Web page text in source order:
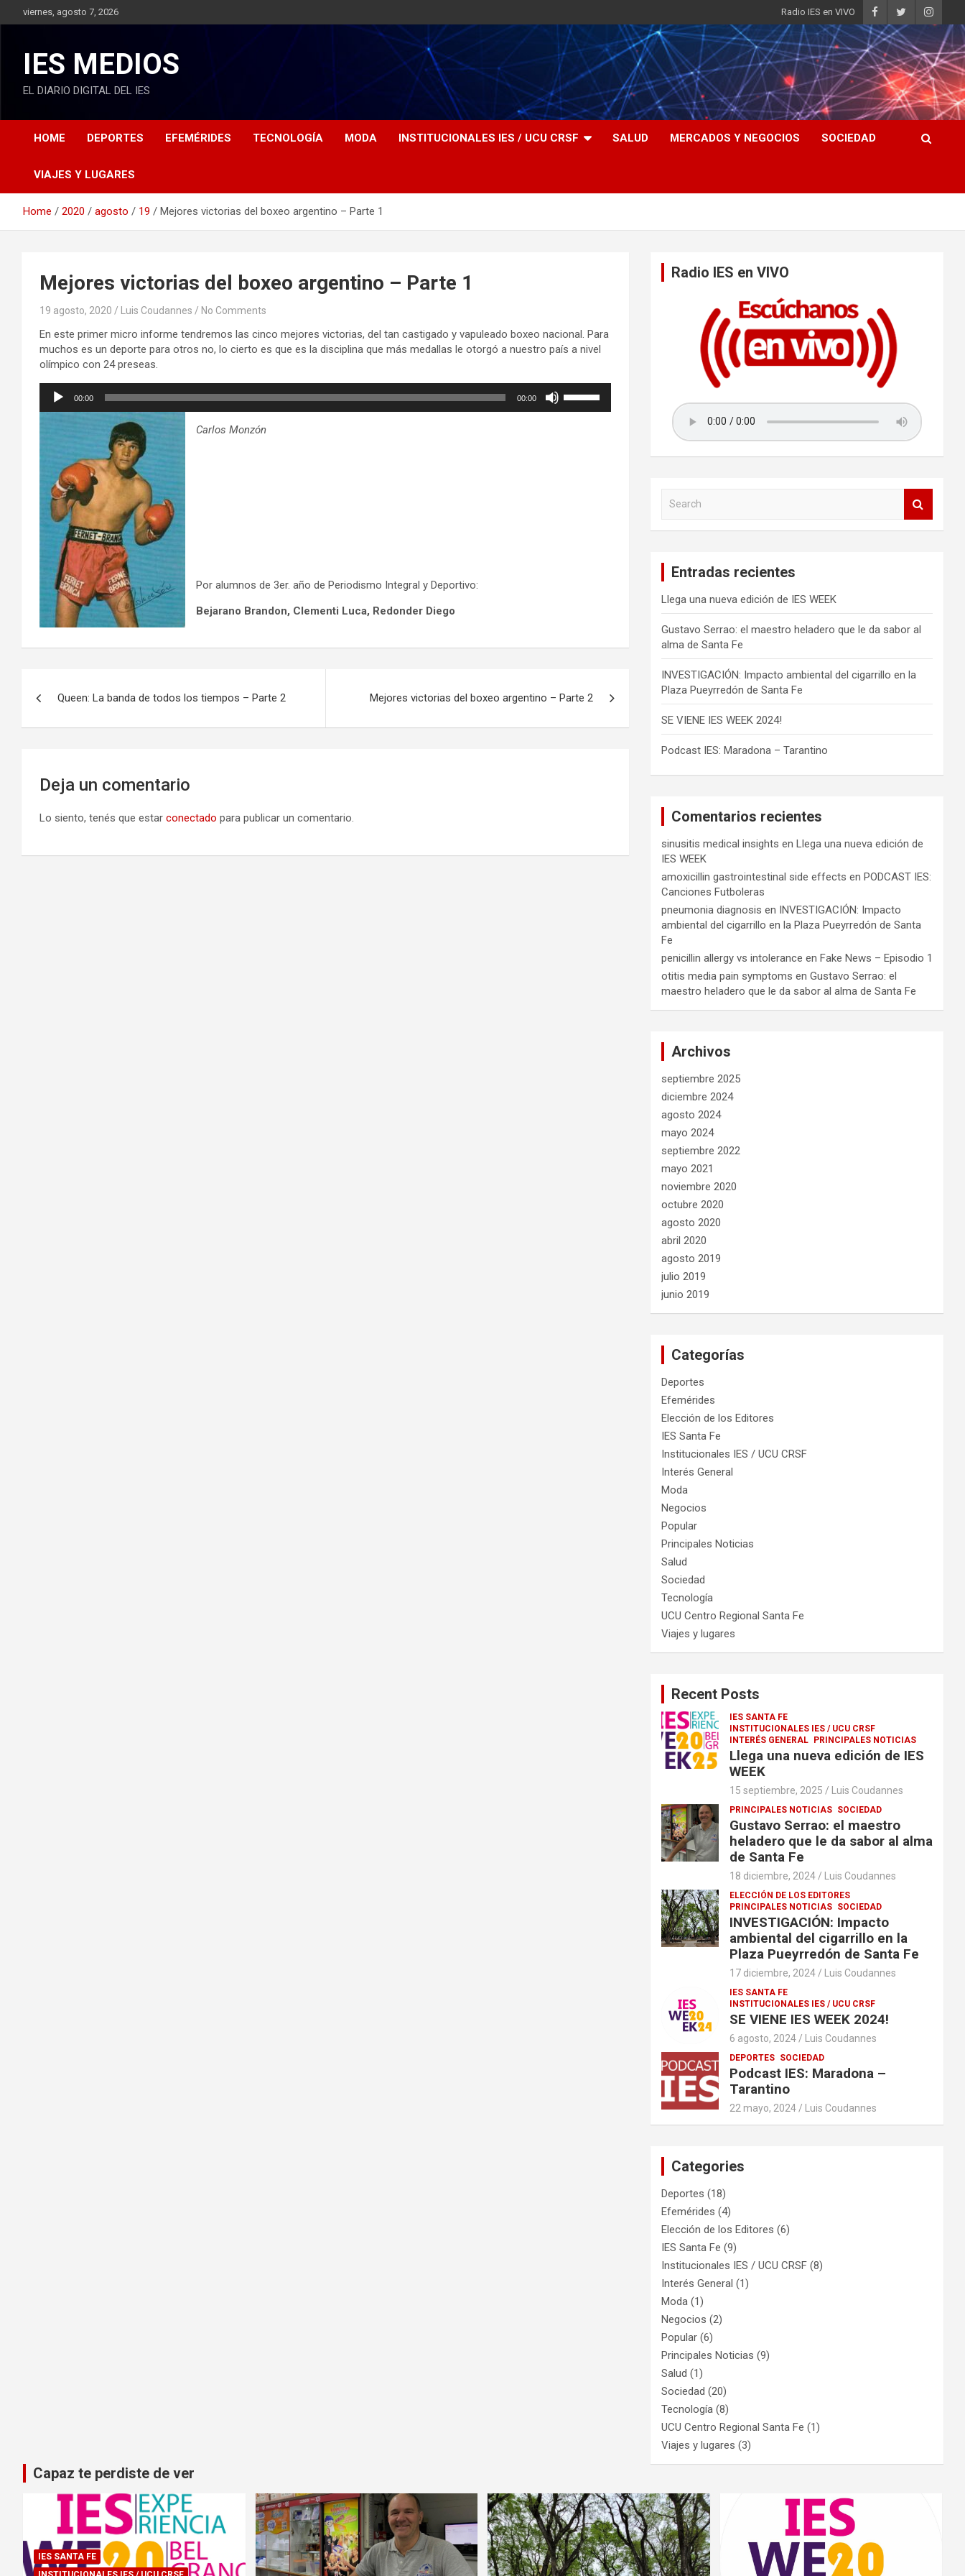
k
viernes, agosto 7, 2026 Radio IES en VIVO
IES MEDIOS
EL DIARIO DIGITAL DEL IES
HOME DEPORTES EFEMÉRIDES TECNOLOGÍA MODA INSTITUCIONALES IES / UCU CRSF SALUD MERCADOS Y NEGOCIOS SOCIEDAD
VIAJES Y LUGARES
Home 2020 agosto 19 Mejores victorias del boxeo argentino – Parte 1
Mejores victorias del boxeo argentino – Parte 1
19 agosto, 2020 Luis Coudannes No Comments
En este primer micro informe tendremos las cinco mejores victorias, del tan castigado y vapuleado boxeo nacional. Para
muchos es un deporte para otros no, lo cierto es que es la disciplina que más medallas le otorgó a nuestro país a nivel
olímpico con 24 preseas.
Reproductor
00:00 00:00
Carlos Monzón
Por alumnos de 3er. año de Periodismo Integral y Deportivo:
Bejarano Brandon, Clementi Luca, Redonder Diego
c
Queen: La banda de todos los tiempos – Parte 2 Mejores victorias del boxeo argentino – Parte 2
Deja un comentario
Lo siento, tenés que estar conectado para publicar un comentario.
Radio IES en VIVO
Entradas recientes
Llega una nueva edición de IES WEEK
Gustavo Serrao: el maestro heladero que le da sabor al
alma de Santa Fe
INVESTIGACIÓN: Impacto ambiental del cigarrillo en la
Plaza Pueyrredón de Santa Fe
SE VIENE IES WEEK 2024!
Podcast IES: Maradona – Tarantino
Comentarios recientes
sinusitis medical insights en Llega una nueva edición de
IES WEEK
amoxicillin gastrointestinal side effects en PODCAST IES:
Canciones Futboleras
pneumonia diagnosis en INVESTIGACIÓN: Impacto
ambiental del cigarrillo en la Plaza Pueyrredón de Santa
Fe
penicillin allergy vs intolerance en Fake News – Episodio 1
otitis media pain symptoms en Gustavo Serrao: el
maestro heladero que le da sabor al alma de Santa Fe
Archivos
septiembre 2025
diciembre 2024
agosto 2024
mayo 2024
septiembre 2022
mayo 2021
noviembre 2020
octubre 2020
agosto 2020
abril 2020
agosto 2019
julio 2019
junio 2019
Categorías
Deportes
Efemérides
Elección de los Editores
IES Santa Fe
Institucionales IES / UCU CRSF
Interés General
Moda
Negocios
Popular
Principales Noticias
Salud
Sociedad
Tecnología
UCU Centro Regional Santa Fe
Viajes y lugares
Recent Posts
IES SANTA FE
INSTITUCIONALES IES / UCU CRSF
INTERÉS GENERAL PRINCIPALES NOTICIAS
Llega una nueva edición de IES
WEEK
15 septiembre, 2025 Luis Coudannes
PRINCIPALES NOTICIAS SOCIEDAD
Gustavo Serrao: el maestro
heladero que le da sabor al alma
de Santa Fe
18 diciembre, 2024 Luis Coudannes
ELECCIÓN DE LOS EDITORES
PRINCIPALES NOTICIAS SOCIEDAD
INVESTIGACIÓN: Impacto
ambiental del cigarrillo en la
Plaza Pueyrredón de Santa Fe
17 diciembre, 2024 Luis Coudannes
IES SANTA FE
INSTITUCIONALES IES / UCU CRSF
SE VIENE IES WEEK 2024!
6 agosto, 2024 Luis Coudannes
DEPORTES SOCIEDAD
Podcast IES: Maradona –
Tarantino
22 mayo, 2024 Luis Coudannes
Categories
Deportes (18)
Efemérides (4)
Elección de los Editores (6)
IES Santa Fe (9)
Institucionales IES / UCU CRSF (8)
Interés General (1)
Moda (1)
Negocios (2)
Popular (6)
Principales Noticias (9)
Salud (1)
Sociedad (20)
Tecnología (8)
UCU Centro Regional Santa Fe (1)
Viajes y lugares (3)
Capaz te perdiste de ver
IES SANTA FE